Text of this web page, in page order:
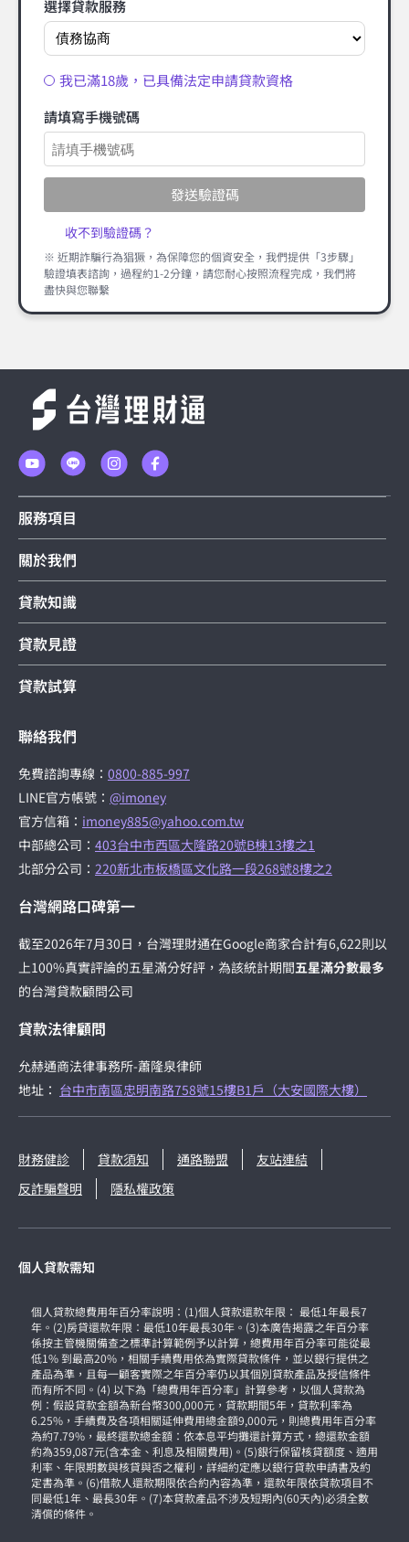
選擇貸款服務
我已滿18歲，已具備法定申請貸款資格
請填寫手機號碼
發送驗證碼
收不到驗證碼？
※ 近期詐騙行為猖獗，為保障您的個資安全，我們提供「3步驟」
驗證填表諮詢，過程約1-2分鐘，請您耐心按照流程完成，我們將
盡快與您聯繫
服務項目
關於我們
貸款知識
貸款見證
貸款試算
聯絡我們
免費諮詢專線： 0800-885-997
LINE官方帳號： @imoney
官方信箱： imoney885@yahoo.com.tw
中部總公司： 403台中市西區大隆路20號B棟13樓之1
北部分公司： 220新北市板橋區文化路一段268號8樓之2
台灣網路口碑第一
截至2026年7月30日，台灣理財通在Google商家合計有6,622則以
上100%真實評論的五星滿分好評，為該統計期間五星滿分數最多
的台灣貸款顧問公司
貸款法律顧問
允赫通商法律事務所-蕭隆泉律師
地址： 台中市南區忠明南路758號15樓B1戶（大安國際大樓）
財務健診 貸款須知 通路聯盟
友站連結
反詐騙聲明
隱私權政策
個人貸款需知
個人貸款總費用年百分率說明：(1)個人貸款還款年限： 最低1年最長7
年。(2)房貸還款年限：最低10年最長30年。(3)本廣告揭露之年百分率
係按主管機關備查之標準計算範例予以計算，總費用年百分率可能從最
低1% 到最高20%，相關手續費用依為實際貸款條件，並以銀行提供之
產品為準，且每一顧客實際之年百分率仍以其個別貸款產品及授信條件
而有所不同。(4) 以下為「總費用年百分率」計算參考，以個人貸款為
例：假設貸款金額為新台幣300,000元，貸款期間5年，貸款利率為
6.25%，手續費及各項相關延伸費用總金額9,000元，則總費用年百分率
為約7.79%，最終還款總金額：依本息平均攤還計算方式，總還款金額
約為359,087元(含本金、利息及相關費用)。(5)銀行保留核貸額度、適用
利率、年限期數與核貸與否之權利，詳細約定應以銀行貸款申請書及約
定書為準。(6)借款人還款期限依合約內容為準，還款年限依貸款項目不
同最低1年、最長30年。(7)本貸款產品不涉及短期內(60天內)必須全數
清償的條件。